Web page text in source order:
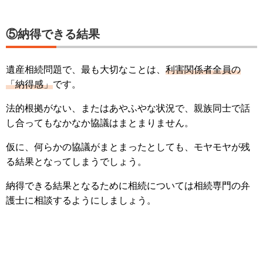
⑤納得できる結果
遺産相続問題で、最も大切なことは、 利害関係者全員の
「納得感」です。
法的根拠がない、またはあやふやな状況で、親族同士で話
し合ってもなかなか協議はまとまりません。
仮に、何らかの協議がまとまったとしても、モヤモヤが残
る結果となってしまうでしょう。
納得できる結果となるために相続については相続専門の弁
護士に相談するようにしましょう。